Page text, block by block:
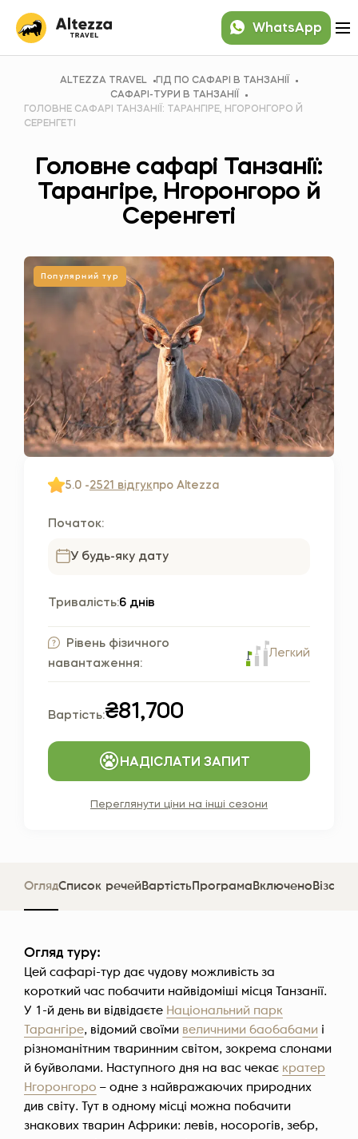
WhatsApp
ALTEZZA TRAVEL
ГІД ПО САФАРІ В ТАНЗАНІЇ
САФАРІ-ТУРИ В ТАНЗАНІЇ
ГОЛОВНЕ САФАРІ ТАНЗАНІЇ: ТАРАНГІРЕ, НГОРОНГОРО Й
СЕРЕНГЕТІ
Головне сафарі Танзанії:
Тарангіре, Нгоронгоро й
Серенгеті
Популярний тур
5.0 -2521 відгукпро Altezza
Початок:
У будь-яку дату
Тривалість:6 днів
Рівень фізичного
навантаження:
Легкий
Вартість:₴81,700
НАДІСЛАТИ ЗАПИТ
Переглянути ціни на інші сезони
ОглядСписок речей Вартість Програма Включено Віза
Огляд туру:
Цей сафарі-тур дає чудову можливість за
короткий час побачити найвідоміші місця Танзанії.
У 1-й день ви відвідаєте Національний парк
Тарангіре, відомий своїми величними баобабами і
різноманітним тваринним світом, зокрема слонами
й буйволами. Наступного дня на вас чекає кратер
Нгоронгоро – одне з найвражаючих природних
див світу. Тут в одному місці можна побачити
знакових тварин Африки: левів, носорогів, зебр,